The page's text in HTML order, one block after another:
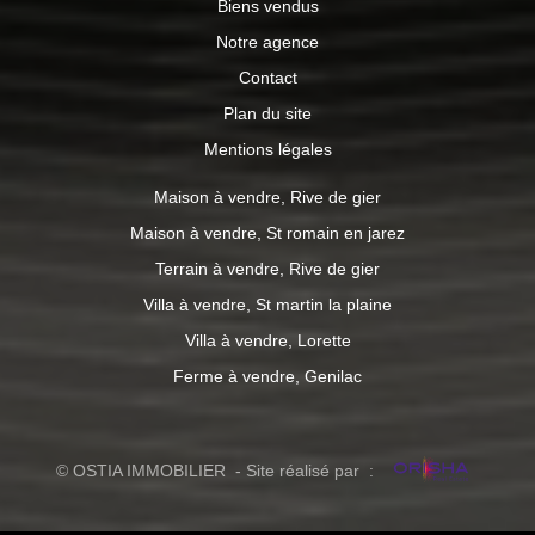
Biens vendus
Notre agence
Contact
Plan du site
Mentions légales
Maison à vendre, Rive de gier
Maison à vendre, St romain en jarez
Terrain à vendre, Rive de gier
Villa à vendre, St martin la plaine
Villa à vendre, Lorette
Ferme à vendre, Genilac
© OSTIA IMMOBILIER - Site réalisé par :